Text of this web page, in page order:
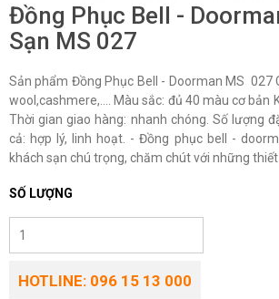
Đồng Phục Bell -
Sạn MS 027
Sản phẩm Đồng Phục Bell - Doorman MS 027
wool,cashmere,…. Màu sắc: đủ 40 màu cơ bản
Thời gian giao hàng: nhanh chóng. Số lượng
cả: hợp lý, linh hoạt. - Đồng phục bell -
khách sạn chú trọng, chăm chút với những thiết
SỐ LƯỢNG
HOTLINE: 096 15 13 000